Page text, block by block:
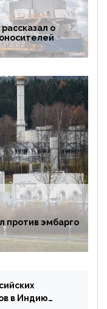
о
против эмбарго
в Индию